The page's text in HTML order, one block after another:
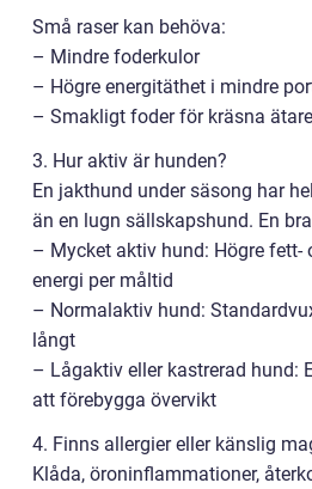
Små raser kan behöva:
– Mindre foderkulor
– Högre energitäthet i mindre
– Smakligt foder för kräsna ätare
3. Hur aktiv är hunden?
En jakthund under säsong har
än en lugn sällskapshund. En
– Mycket aktiv hund: Högre fett-
energi per måltid
– Normalaktiv hund:
långt
– Lågaktiv eller kastrerad hund:
att förebygga övervikt
4. Finns allergier eller känslig
Klåda, öroninflammationer,